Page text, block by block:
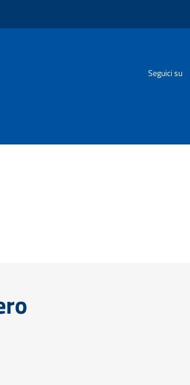
Seguici su